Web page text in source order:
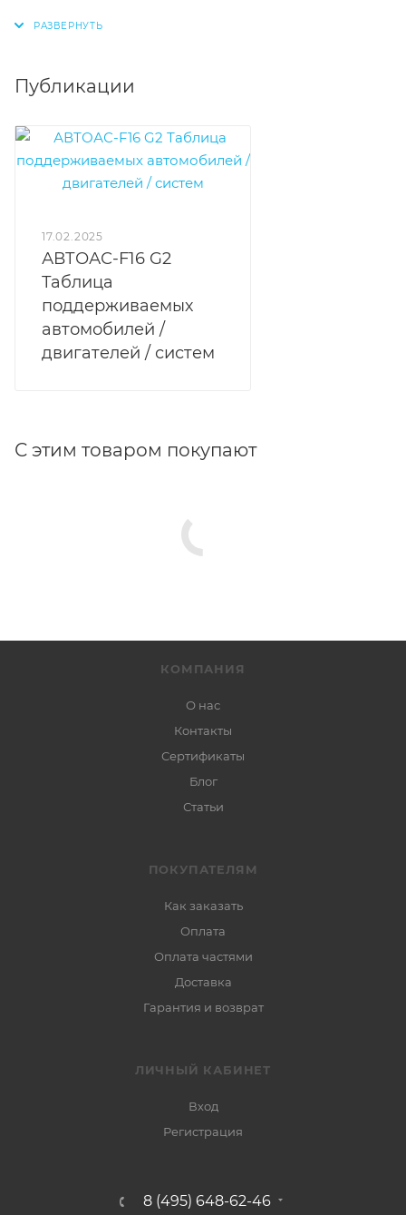
Публикации
17.02.2025
АВТОАС-F16 G2
Таблица
поддерживаемых
автомобилей /
двигателей / систем
С этим товаром покупают
КОМПАНИЯ
О нас
Контакты
Сертификаты
Блог
Статьи
ПОКУПАТЕЛЯМ
Как заказать
Оплата
Оплата частями
Доставка
Гарантия и возврат
ЛИЧНЫЙ КАБИНЕТ
Вход
Регистрация
8 (495) 648-62-46